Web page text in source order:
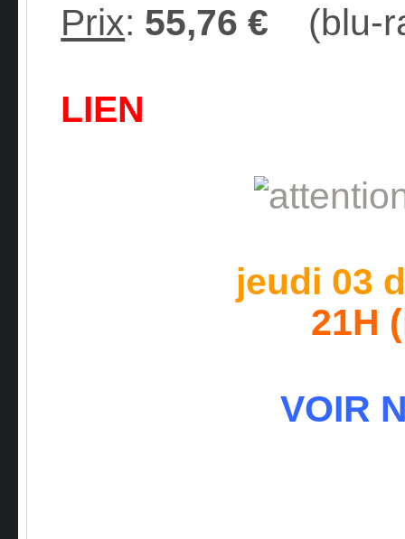
Prix: 55,76 € (blu-
LIEN
jeudi 03
21H
VOIR